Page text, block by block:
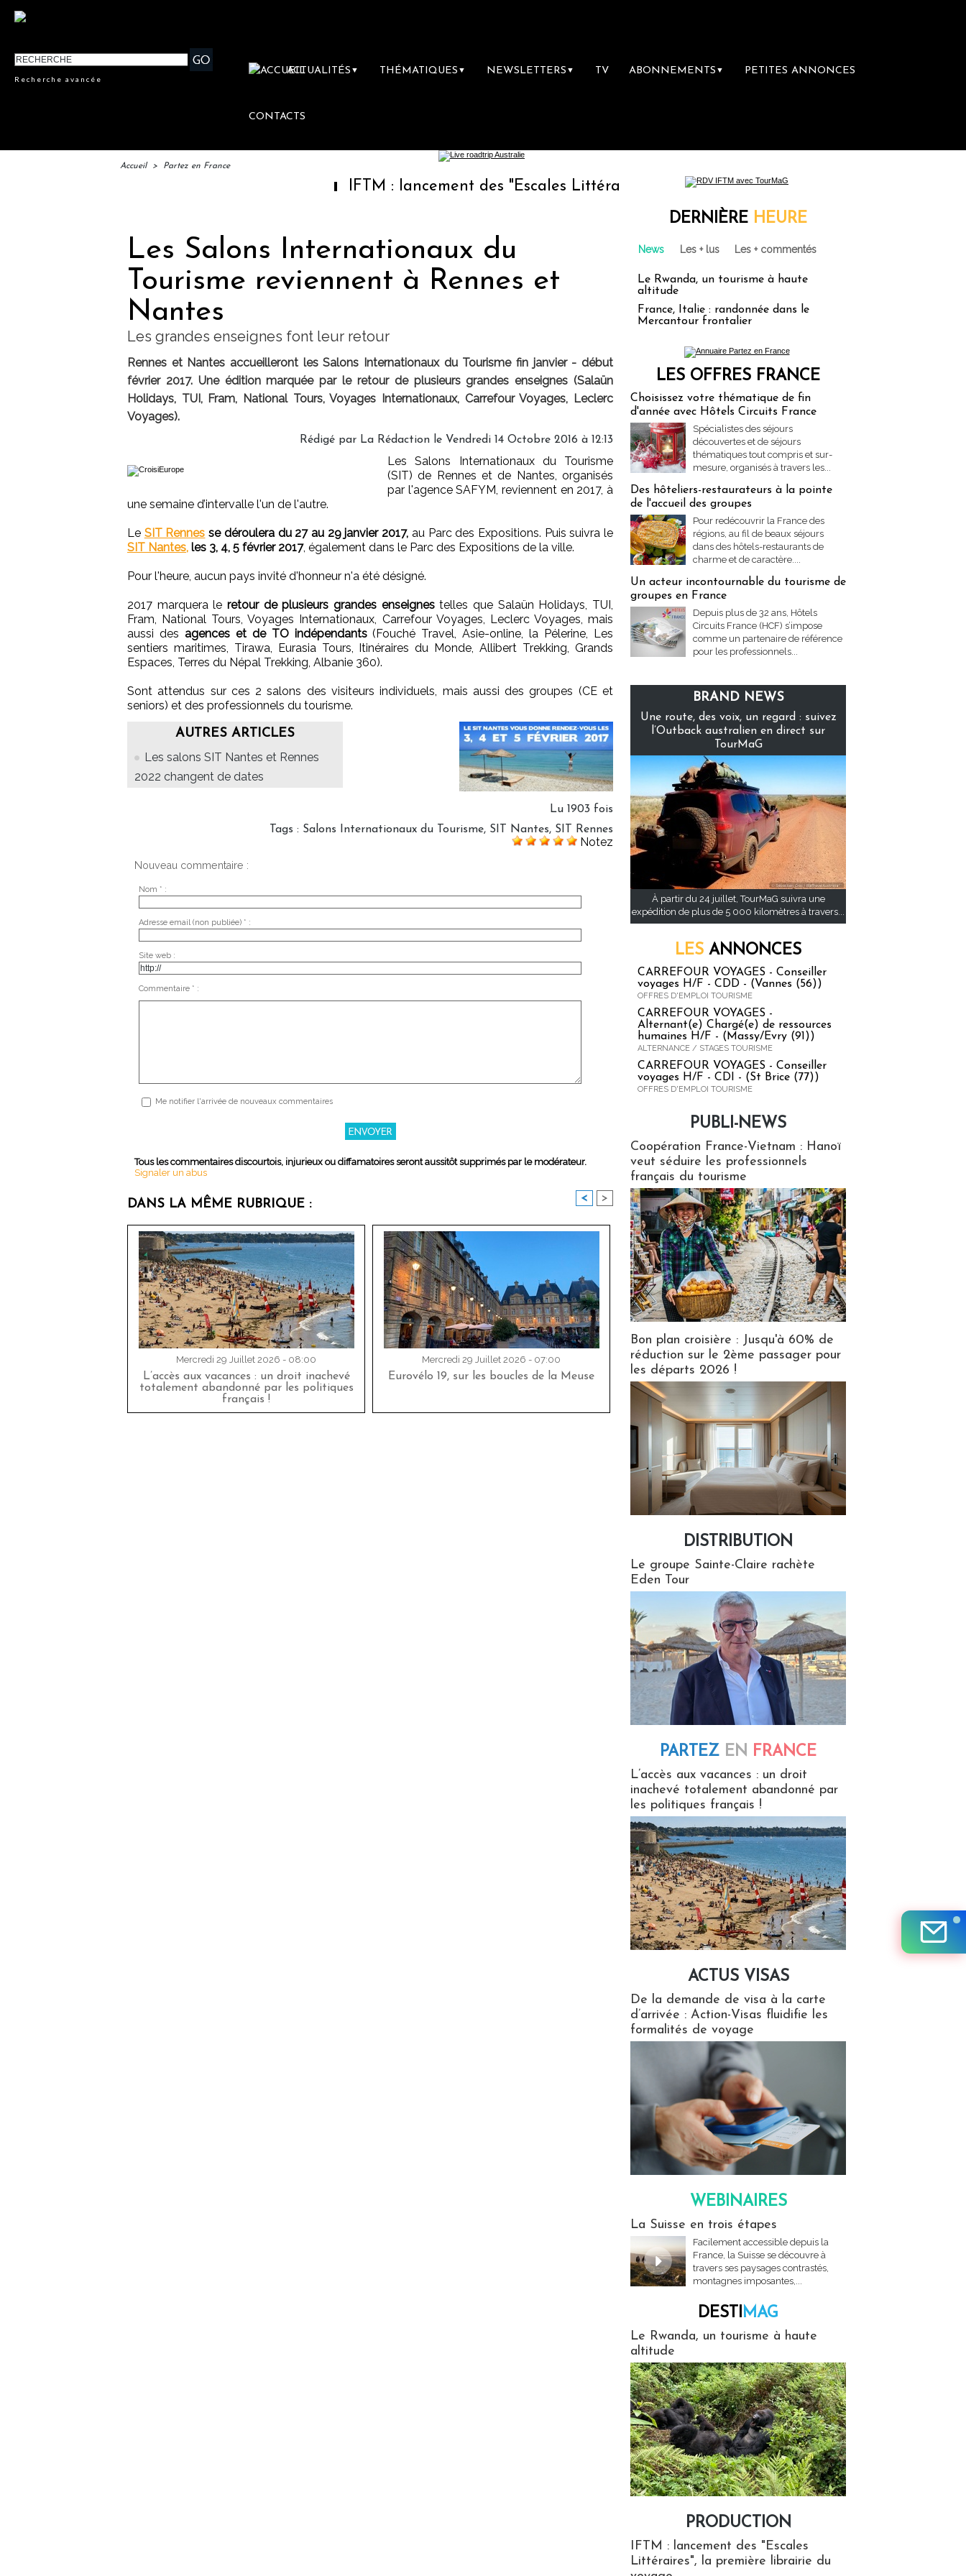
Recherche avancée
ACTUALITÉS ▼ THÉMATIQUES ▼ NEWSLETTERS ▼ TV ABONNEMENTS ▼ PETITES ANNONCES
CONTACTS
Accueil > Partez en France
IFTM : lancement des "Escales Littéraires", la première librairie du voyage
Les Salons Internationaux du
Tourisme reviennent à Rennes et
Nantes
Les grandes enseignes font leur retour
Rennes et Nantes accueilleront les Salons Internationaux du Tourisme fin janvier - début
février 2017. Une édition marquée par le retour de plusieurs grandes enseignes (Salaün
Holidays, TUI, Fram, National Tours, Voyages Internationaux, Carrefour Voyages, Leclerc
Voyages).
Rédigé par La Rédaction le Vendredi 14 Octobre 2016 à 12:13
Les Salons Internationaux du Tourisme
(SIT) de Rennes et de Nantes, organisés
par l'agence SAFYM, reviennent en 2017, à
une semaine d’intervalle l'un de l'autre.
Le SIT Rennes se déroulera du 27 au 29 janvier 2017, au Parc des Expositions. Puis suivra le
SIT Nantes, les 3, 4, 5 février 2017, également dans le Parc des Expositions de la ville.
Pour l'heure, aucun pays invité d'honneur n'a été désigné.
2017 marquera le retour de plusieurs grandes enseignestelles que Salaün Holidays, TUI,
Fram, National Tours, Voyages Internationaux, Carrefour Voyages, Leclerc Voyages, mais
aussi des agences et de TO indépendants(Fouché Travel, Asie-online, la Pélerine, Les
sentiers maritimes, Tirawa, Eurasia Tours, Itinéraires du Monde, Allibert Trekking, Grands
Espaces, Terres du Népal Trekking, Albanie 360).
Sont attendus sur ces 2 salons des visiteurs individuels, mais aussi des groupes (CE et
seniors) et des professionnels du tourisme.
AUTRES ARTICLES
Les salons SIT Nantes et Rennes
2022 changent de dates
Lu 1903 fois
Tags : Salons Internationaux du Tourisme, SIT Nantes, SIT Rennes
Notez
Nouveau commentaire :
Nom * :
Adresse email (non publiée) * :
Site web :
Commentaire * :
Me notifier l'arrivée de nouveaux commentaires
Tous les commentaires discourtois, injurieux ou diffamatoires seront aussitôt supprimés par le modérateur.
Signaler un abus
DANS LA MÊME RUBRIQUE : < >
Mercredi 29 Juillet 2026 - 08:00
L’accès aux vacances : un droit inachevé
totalement abandonné par les politiques
français !
Mercredi 29 Juillet 2026 - 07:00
Eurovélo 19, sur les boucles de la Meuse
DERNIÈRE HEURE
News Les + lus Les + commentés
Le Rwanda, un tourisme à haute
altitude
France, Italie : randonnée dans le
Mercantour frontalier
LES OFFRES FRANCE
Choisissez votre thématique de fin
d'année avec Hôtels Circuits France
Spécialistes des séjours
découvertes et de séjours
thématiques tout compris et sur-
mesure, organisés à travers les...
Des hôteliers-restaurateurs à la pointe
de l'accueil des groupes
Pour redécouvrir la France des
régions, au fil de beaux séjours
dans des hôtels-restaurants de
charme et de caractère....
Un acteur incontournable du tourisme de
groupes en France
Depuis plus de 32 ans, Hôtels
Circuits France (HCF) s’impose
comme un partenaire de référence
pour les professionnels...
BRAND NEWS
Une route, des voix, un regard : suivez
l’Outback australien en direct sur
TourMaG
À partir du 24 juillet, TourMaG suivra une
expédition de plus de 5 000 kilomètres à travers...
LES ANNONCES
CARREFOUR VOYAGES - Conseiller
voyages H/F - CDD - (Vannes (56))
OFFRES D'EMPLOI TOURISME
CARREFOUR VOYAGES -
Alternant(e) Chargé(e) de ressources
humaines H/F - (Massy/Evry (91))
ALTERNANCE / STAGES TOURISME
CARREFOUR VOYAGES - Conseiller
voyages H/F - CDI - (St Brice (77))
OFFRES D'EMPLOI TOURISME
PUBLI-NEWS
Coopération France-Vietnam : Hanoï
veut séduire les professionnels
français du tourisme
Bon plan croisière : Jusqu'à 60% de
réduction sur le 2ème passager pour
les départs 2026 !
DISTRIBUTION
Le groupe Sainte-Claire rachète
Eden Tour
PARTEZ EN FRANCE
L’accès aux vacances : un droit
inachevé totalement abandonné par
les politiques français !
ACTUS VISAS
De la demande de visa à la carte
d’arrivée : Action-Visas fluidifie les
formalités de voyage
WEBINAIRES
La Suisse en trois étapes
Facilement accessible depuis la
France, la Suisse se découvre à
travers ses paysages contrastés,
montagnes imposantes,...
DESTIMAG
Le Rwanda, un tourisme à haute
altitude
PRODUCTION
IFTM : lancement des "Escales
Littéraires", la première librairie du